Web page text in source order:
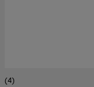
(4)